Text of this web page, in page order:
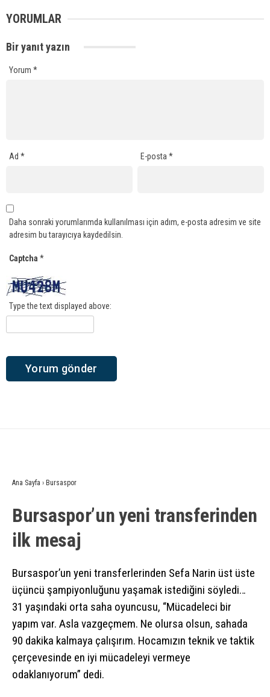
YORUMLAR
Bir yanıt yazın
Yorum *
Ad * E-posta*
Daha sonraki yorumlarımda kullanılması için adım, e-posta adresim ve site
adresim bu tarayıcıya kaydedilsin.
Captcha *
Type the text displayed above:
Ana Sayfa › Bursaspor
Bursaspor’un yeni transferinden
ilk mesaj
Bursaspor’un yeni transferlerinden Sefa Narin üst üste
üçüncü şampiyonluğunu yaşamak istediğini söyledi…
31 yaşındaki orta saha oyuncusu, “Mücadeleci bir
yapım var. Asla vazgeçmem. Ne olursa olsun, sahada
90 dakika kalmaya çalışırım. Hocamızın teknik ve taktik
çerçevesinde en iyi mücadeleyi vermeye
odaklanıyorum” dedi.